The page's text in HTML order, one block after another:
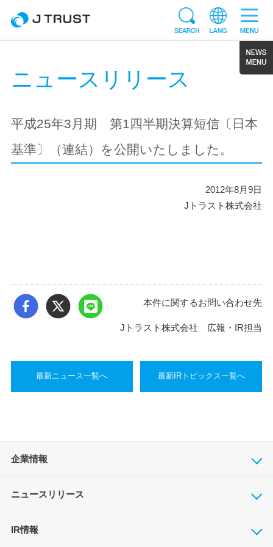
ニュースリリース
平成25年3月期 第1四半期決算短信〔日本
基準〕（連結）を公開いたしました。
2012年8月9日
Jトラスト株式会社
本件に関するお問い合わせ先
Jトラスト株式会社 広報・IR担当
最新ニュース一覧へ 最新IRトピックス一覧へ
企業情報
ニュースリリース
IR情報